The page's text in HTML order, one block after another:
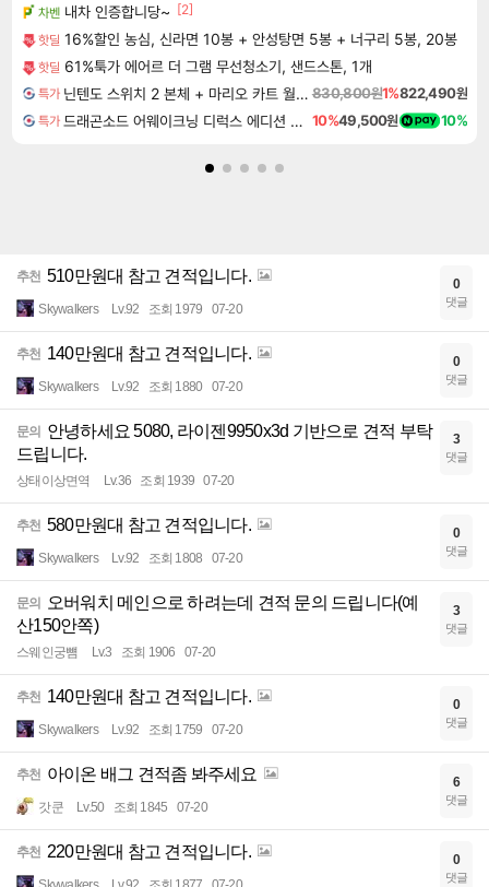
차벤 내차 인증합니당~ [2]
핫딜 16%할인 농심, 신라면 10봉 + 안성탕면 5봉 + 너구리 5봉, 20봉
핫딜 61%툭가 에어르 더 그램 무선청소기, 샌드스톤, 1개
특가 닌텐도 스위치 2 본체 + 마리오 카트 월드 + 슈퍼 마리오 파티 잼버리 닌텐도 스위치 2 에디션 + 잼버리 TV 번들 830,800원1%822,490원
특가 드래곤소드 어웨이크닝 디럭스 에디션 DragonSword Awakening Deluxe Edition 10%49,500원 10%
추천 510만원대 참고 견적입니다.
Skywalkers Lv.92 조회 1979 07-20
0
댓글
추천 140만원대 참고 견적입니다.
Skywalkers Lv.92 조회 1880 07-20
0
댓글
문의
안녕하세요 5080, 라이젠9950x3d 기반으로 견적 부탁
드립니다.
상태이상면역 Lv.36 조회 1939 07-20
3
댓글
추천 580만원대 참고 견적입니다.
Skywalkers Lv.92 조회 1808 07-20
0
댓글
문의
오버워치 메인으로 하려는데 견적 문의 드립니다(예
산150안쪽)
스웨인궁뻄 Lv.3 조회 1906 07-20
3
댓글
추천 140만원대 참고 견적입니다.
Skywalkers Lv.92 조회 1759 07-20
0
댓글
추천 아이온 배그 견적좀 봐주세요
갓쿤 Lv.50 조회 1845 07-20
6
댓글
추천 220만원대 참고 견적입니다. 0
댓글